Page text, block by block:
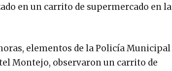
en un carrito de supermercado en la
elementos de la Policía Municipal
Montejo, observaron un carrito de